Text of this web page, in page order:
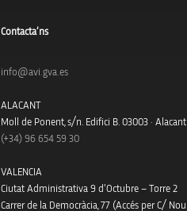
Contacta’ns
info@avi.gva.es
ALACANT
Moll de Ponent, s/n. Edifici B. 03003 · Alacant
(+34) 96 654 59 30
VALENCIA
Ciutat Administrativa 9 d’Octubre – Torre 2
Carrer de la Democràcia, 77 (Accés per C/ Nou